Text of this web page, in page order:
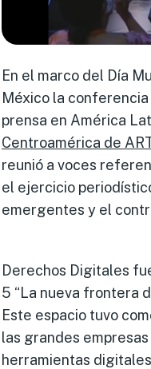
En el marco del Día
México la
prensa en América
Centroamérica de
reunió a voces
el ejercicio
emergentes y el
Derechos Digitales
5 “La nueva frontera
Este espacio tuvo
las grandes
herramientas